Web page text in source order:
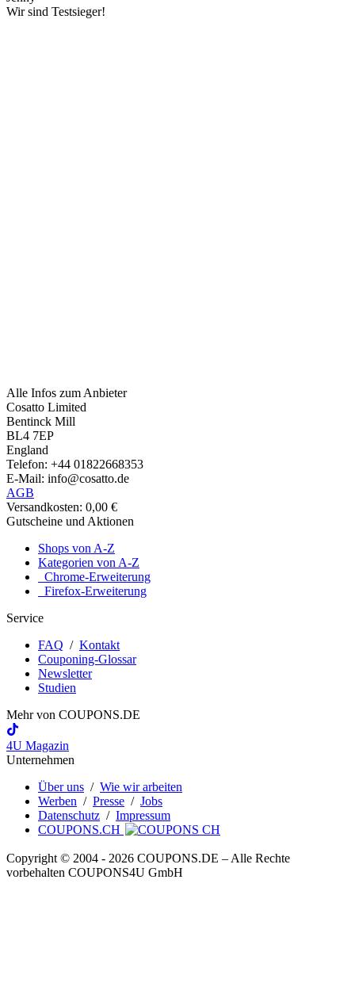
Wir sind Testsieger!
Alle Infos zum Anbieter
Cosatto Limited
Bentinck Mill
BL4 7EP
England
Telefon: +44 01822668353
E-Mail: info@cosatto.de
AGB
Versandkosten: 0,00 €
Gutscheine und Aktionen
Shops von A-Z
Kategorien von A-Z
Chrome-Erweiterung
Firefox-Erweiterung
Service
FAQ / Kontakt
Couponing-Glossar
Newsletter
Studien
Mehr von COUPONS.DE
4U Magazin
Unternehmen
Über uns / Wie wir arbeiten
Werben / Presse / Jobs
Datenschutz / Impressum
COUPONS.CH
Copyright © 2004 ‐ 2026 COUPONS.DE – Alle Rechte
vorbehalten COUPONS4U GmbH